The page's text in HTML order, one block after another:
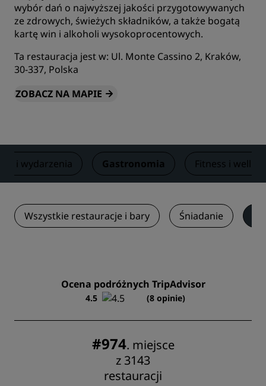
wybór dań o najwyższej jakości przygotowywanych
ze zdrowych, świeżych składników, a także bogatą
kartę win i alkoholi wysokoprocentowych.
Ta restauracja jest w: Ul. Monte Cassino 2, Kraków,
30-337, Polska
ZOBACZ NA MAPIE
i wydarzenia Gastronomia Fitness i
Wszystkie restauracje i bary Śniadanie
Ocena podróżnych TripAdvisor
4.5 (8 opinie)
#974. miejsce
z 3143
restauracji